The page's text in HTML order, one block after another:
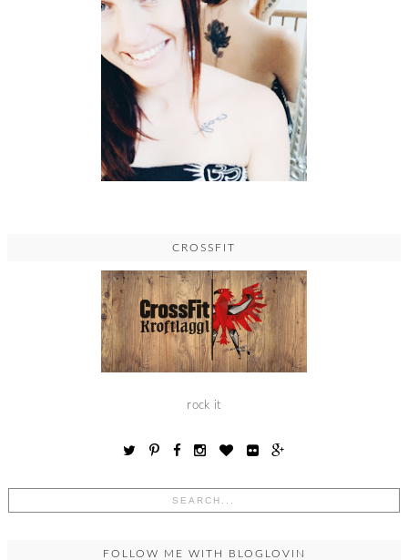
CROSSFIT
rock it
FOLLOW ME WITH BLOGLOVIN